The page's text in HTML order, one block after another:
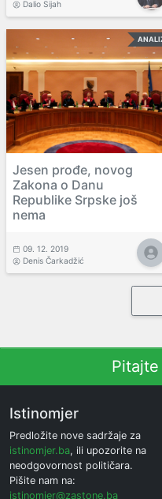
Dalio Sijah
Jesen prođe, novog
Zakona o Danu
Republike Srpske još
nema
09. 12. 2019
Denis Čarkadžić
Istinomjer
Predložite nove sadržaje za
istinomjer.ba, ili upozorite na
neodgovornost političara.
Pišite nam na:
istinomjer@zastone.ba